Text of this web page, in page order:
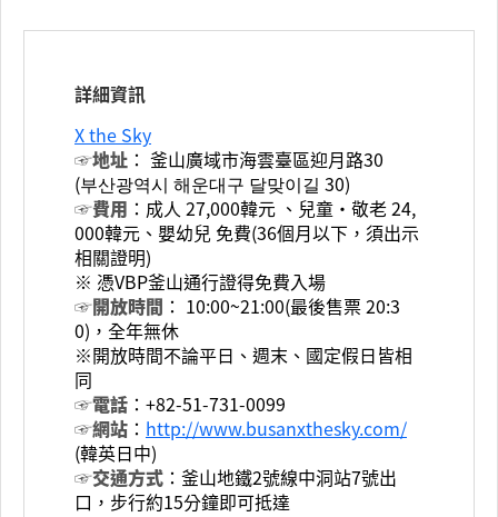
詳細資訊
X the Sky
☞地址 ： 釜山廣域市海雲臺區迎月路30
(부산광역시 해운대구 달맞이길 30)
☞費用 ：成人 27,000韓元 、兒童‧敬老 24,
000韓元、嬰幼兒 免費(36個月以下，須出示
相關證明)
※ 憑VBP釜山通行證得免費入場
☞開放時間 ： 10:00~21:00(最後售票 20:3
0)，全年無休
※開放時間不論平日、週末、國定假日皆相
同
☞電話 ：+82-51-731-0099
☞網站 ： http://www.busanxthesky.com/
(韓英日中)
☞交通方式 ：釜山地鐵2號線中洞站7號出
口，步行約15分鐘即可抵達